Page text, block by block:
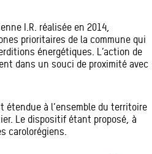
I.R. réalisée en 2014,
prioritaires de la commune qui
énergétiques. L’action de
dans un souci de proximité avec
étendue à l’ensemble du territoire
Le dispositif étant proposé, à
carolorégiens.